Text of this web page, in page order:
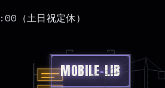
（土日祝定休）
MOBILE-LIB